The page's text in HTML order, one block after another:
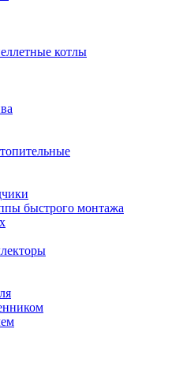
котлы
быстрого монтажа